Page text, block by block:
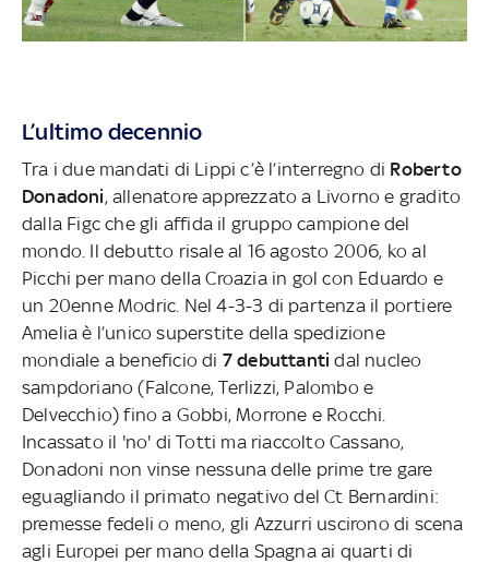
L’ultimo decennio
Tra i due mandati di Lippi c’è l’interregno di Roberto
Donadoni, allenatore apprezzato a Livorno e gradito
dalla Figc che gli affida il gruppo campione del
mondo. Il debutto risale al 16 agosto 2006, ko al
Picchi per mano della Croazia in gol con Eduardo e
un 20enne Modric. Nel 4-3-3 di partenza il portiere
Amelia è l’unico superstite della spedizione
mondiale a beneficio di 7 debuttanti dal nucleo
sampdoriano (Falcone, Terlizzi, Palombo e
Delvecchio) fino a Gobbi, Morrone e Rocchi.
Incassato il 'no' di Totti ma riaccolto Cassano,
Donadoni non vinse nessuna delle prime tre gare
eguagliando il primato negativo del Ct Bernardini:
premesse fedeli o meno, gli Azzurri uscirono di scena
agli Europei per mano della Spagna ai quarti di